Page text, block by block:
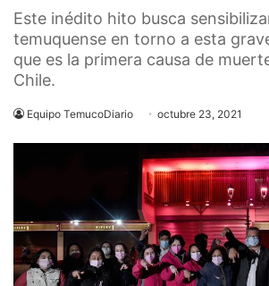
Este inédito hito busca
temuquense en torno a esta
que es la primera causa de
Chile.
Equipo TemucoDiario octubre 23, 2021